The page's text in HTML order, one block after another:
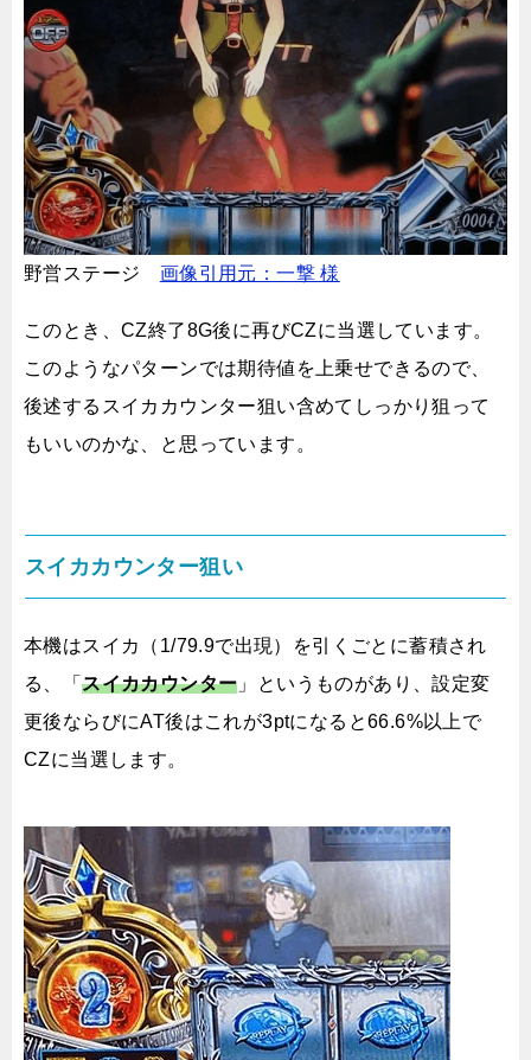
野営ステージ 画像引用元：一撃 様
このとき、CZ終了8G後に再びCZに当選しています。
このようなパターンでは期待値を上乗せできるので、
後述するスイカカウンター狙い含めてしっかり狙って
もいいのかな、と思っています。
スイカカウンター狙い
本機はスイカ（1/79.9で出現）を引くごとに蓄積され
る、「スイカカウンター 」というものがあり、設定変
更後ならびにAT後はこれが3ptになると66.6%以上で
CZに当選します。